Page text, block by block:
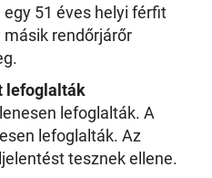
51 éves helyi férfit
rendőrjárőr
lefoglalták
lefoglalták. A
lefoglalták. Az
tesznek ellene.